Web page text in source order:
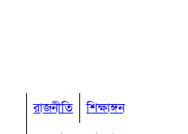
রাজনীতি
শিক্ষাঙ্গন